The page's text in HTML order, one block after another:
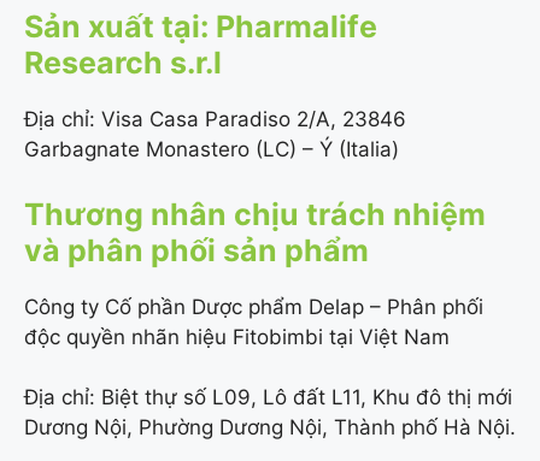
Sản xuất tại: Pharmalife
Research s.r.l
Địa chỉ: Visa Casa Paradiso 2/A, 23846
Garbagnate Monastero (LC) – Ý (Italia)
Thương nhân chịu trách nhiệm
và phân phối sản phẩm
Công ty Cố phần Dược phẩm Delap – Phân phối
độc quyền nhãn hiệu Fitobimbi tại Việt Nam
Địa chỉ: Biệt thự số L09, Lô đất L11, Khu đô thị mới
Dương Nội, Phường Dương Nội, Thành phố Hà Nội.